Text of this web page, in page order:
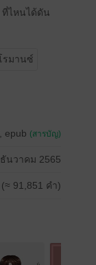
ที่ไหนได้ดัน
รมานซ์
epub (สารบัญ)
นวาคม 2565
91,851 คำ)